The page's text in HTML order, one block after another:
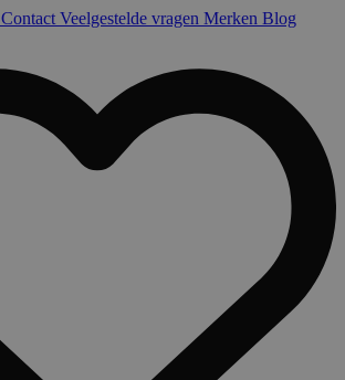
Contact Veelgestelde vragen Merken Blog